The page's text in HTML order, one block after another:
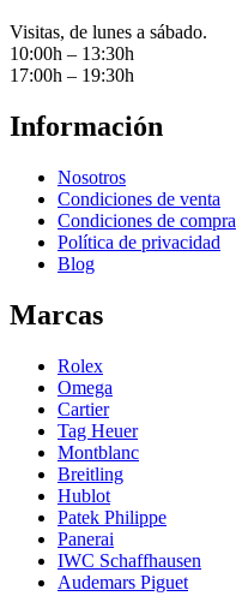
Visitas, de lunes a sábado.
10:00h – 13:30h
17:00h – 19:30h
Información
Nosotros
Condiciones de venta
Condiciones de compra
Política de privacidad
Blog
Marcas
Rolex
Omega
Cartier
Tag Heuer
Montblanc
Breitling
Hublot
Patek Philippe
Panerai
IWC Schaffhausen
Audemars Piguet